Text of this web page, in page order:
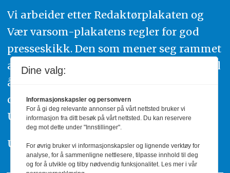
Vi arbeider etter Redaktørplakaten og
Vær varsom-plakatens regler for god
presseskikk. Den som mener seg rammet
av urettmessig publisering, oppfordres til
å ta kontakt med redaksjonen. Du kan
også klage inn saker til Pressens Faglige
Utvalg,www.pfu.no.
Utgiver: PBL
Dine valg:
Informasjonskapsler og personvern
For å gi deg relevante annonser på vårt nettsted bruker vi
informasjon fra ditt besøk på vårt nettsted. Du kan reservere
deg mot dette under "Innstillinger".
For øvrig bruker vi informasjonskapsler og lignende verktøy for
analyse, for å sammenligne nettlesere, tilpasse innhold til deg
og for å utvikle og tilby nødvendig funksjonalitet. Les mer i vår